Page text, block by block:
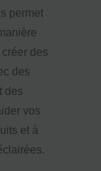
permet
des
des
des
vos
et à